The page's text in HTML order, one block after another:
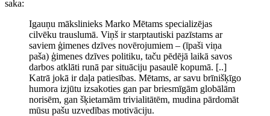
saka:
Igauņu mākslinieks Marko Mētams specializējas
cilvēku trauslumā. Viņš ir starptautiski pazīstams ar
saviem ģimenes dzīves novērojumiem – (īpaši viņa
paša) ģimenes dzīves politiku, taču pēdējā laikā savos
darbos atklāti runā par situāciju pasaulē kopumā. [..]
Katrā jokā ir daļa patiesības. Mētams, ar savu brīnišķīgo
humora izjūtu izsakoties gan par briesmīgām globālām
norisēm, gan šķietamām trivialitātēm, mudina pārdomāt
mūsu pašu uzvedības motivāciju.